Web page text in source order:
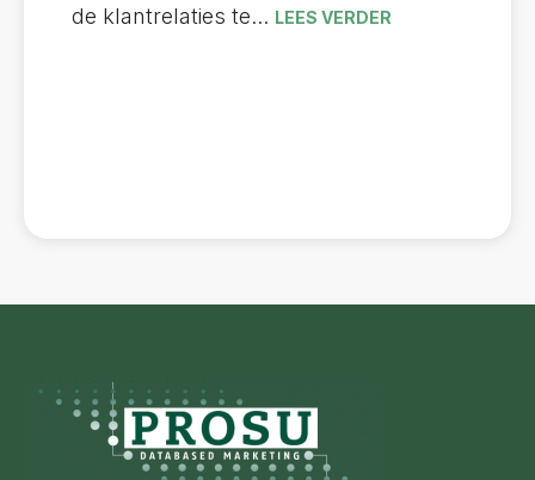
de klantrelaties te... LEES VERDER
Footer